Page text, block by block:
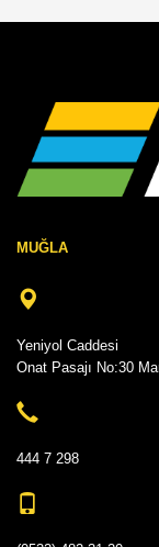
MUĞLA
Yeniyol Caddesi
Onat Pasajı No:30
444 7 298